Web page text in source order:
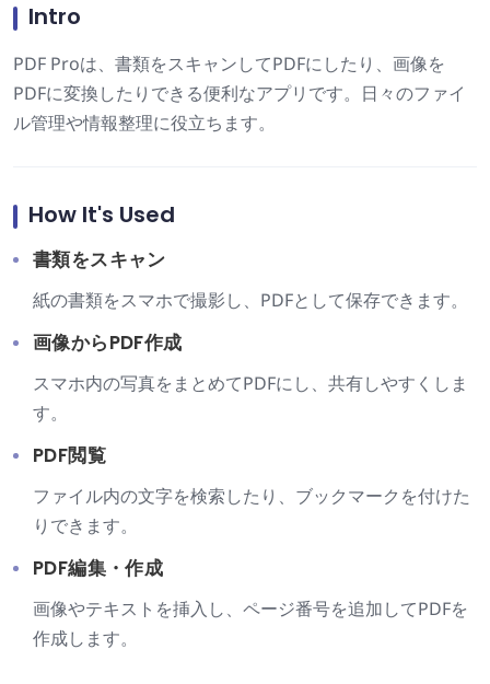
Intro
PDF Proは、書類をスキャンしてPDFにしたり、画像を
PDFに変換したりできる便利なアプリです。日々のファイ
ル管理や情報整理に役立ちます。
How It's Used
書類をスキャン
紙の書類をスマホで撮影し、PDFとして保存できます。
画像からPDF作成
スマホ内の写真をまとめてPDFにし、共有しやすくしま
す。
PDF閲覧
ファイル内の文字を検索したり、ブックマークを付けた
りできます。
PDF編集・作成
画像やテキストを挿入し、ページ番号を追加してPDFを
作成します。